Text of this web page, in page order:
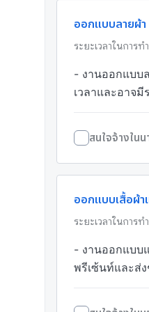
ออกแบบลายผ้า
ระยะเวลาในการท
- งานออกแบบ
เวลาและอาจ
สนใจจ้างใน
ออกแบบเสื้อผ้า
ระยะเวลาในการท
- งานออกแบบ